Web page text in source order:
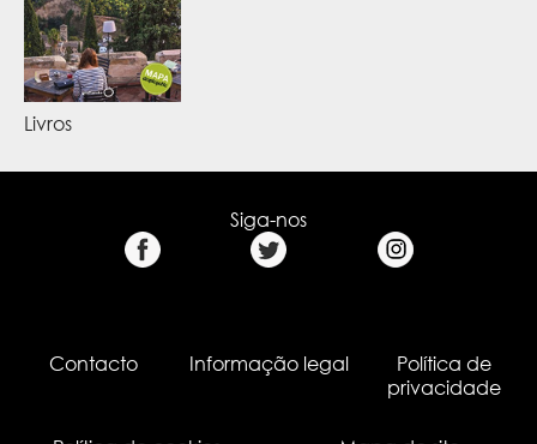
Livros
Siga-nos
Contacto Informação legal
Política de
privacidade